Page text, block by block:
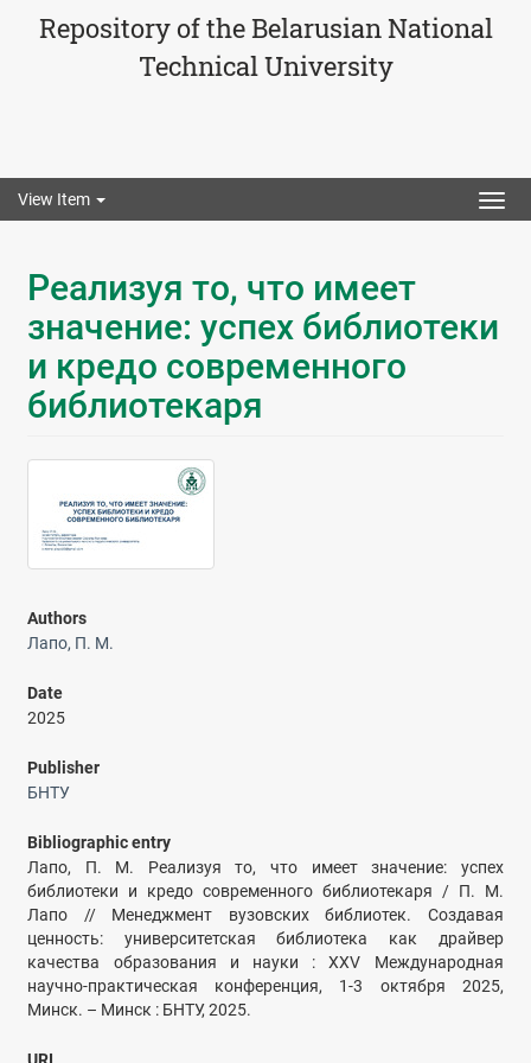
Repository of the Belarusian National
Technical University
View Item
Реализуя то, что имеет
значение: успех библиотеки
и кредо современного
библиотекаря
Authors
Лапо, П. М.
Date
2025
Publisher
БНТУ
Bibliographic entry
Лапо, П. М. Реализуя то, что имеет значение: успех
библиотеки и кредо современного библиотекаря / П. М.
Лапо // Менеджмент вузовских библиотек. Создавая
ценность: университетская библиотека как драйвер
качества образования и науки : XXV Международная
научно-практическая конференция, 1-3 октября 2025,
Минск. – Минск : БНТУ, 2025.